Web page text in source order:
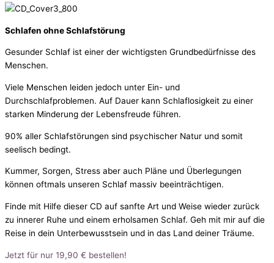
Schlafen ohne Schlafstörung
Gesunder Schlaf ist einer der wichtigsten Grundbedürfnisse des
Menschen.
Viele Menschen leiden jedoch unter Ein- und
Durchschlafproblemen. Auf Dauer kann Schlaflosigkeit zu einer
starken Minderung der Lebensfreude führen.
90% aller Schlafstörungen sind psychischer Natur und somit
seelisch bedingt.
Kummer, Sorgen, Stress aber auch Pläne und Überlegungen
können oftmals unseren Schlaf massiv beeinträchtigen.
Finde mit Hilfe dieser CD auf sanfte Art und Weise wieder zurück
zu innerer Ruhe und einem erholsamen Schlaf. Geh mit mir auf die
Reise in dein Unterbewusstsein und in das Land deiner Träume.
Jetzt für nur 19,90 € bestellen!